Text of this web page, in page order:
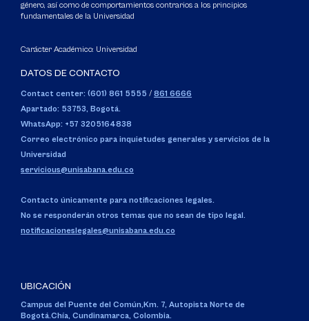
género, así como de comportamientos contrarios a los principios
fundamentales de la Universidad
Carácter Académico: Universidad
DATOS DE CONTACTO
Contact center: (601) 861 5555 / 861 6666
Apartado: 53753, Bogotá.
WhatsApp: +57 3205164838
Correo electrónico para inquietudes generales y servicios de la
Universidad
servicious@unisabana.edu.co
Contacto únicamente para notificaciones legales.
No se responderán otros temas que no sean de tipo legal.
notificacioneslegales@unisabana.edu.co
UBICACIÓN
Campus del Puente del Común,Km. 7, Autopista Norte de
Bogotá.Chía, Cundinamarca, Colombia.